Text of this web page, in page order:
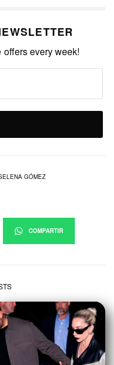
every week!
GÓMEZ
COMPARTIR